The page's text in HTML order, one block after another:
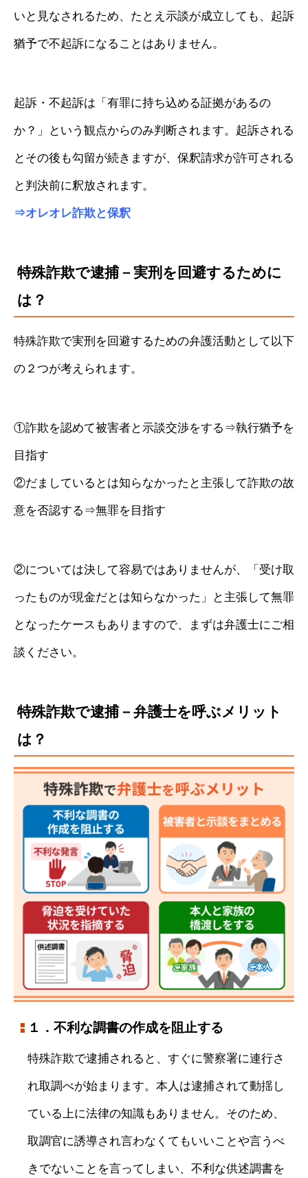
いと見なされるため、たとえ示談が成立しても、起訴
猶予で不起訴になることはありません。
起訴・不起訴は「有罪に持ち込める証拠があるの
か？」という観点からのみ判断されます。起訴される
とその後も勾留が続きますが、保釈請求が許可される
と判決前に釈放されます。
⇒オレオレ詐欺と保釈
特殊詐欺で逮捕－実刑を回避するために
は？
特殊詐欺で実刑を回避するための弁護活動として以下
の２つが考えられます。
①詐欺を認めて被害者と示談交渉をする⇒執行猶予を
目指す
②だましているとは知らなかったと主張して詐欺の故
意を否認する⇒無罪を目指す
②については決して容易ではありませんが、「受け取
ったものが現金だとは知らなかった」と主張して無罪
となったケースもありますので、まずは弁護士にご相
談ください。
特殊詐欺で逮捕－弁護士を呼ぶメリット
は？
１．不利な調書の作成を阻止する
特殊詐欺で逮捕されると、すぐに警察署に連行さ
れ取調べが始まります。本人は逮捕されて動揺し
ている上に法律の知識もありません。そのため、
取調官に誘導され言わなくてもいいことや言うべ
きでないことを言ってしまい、不利な供述調書を